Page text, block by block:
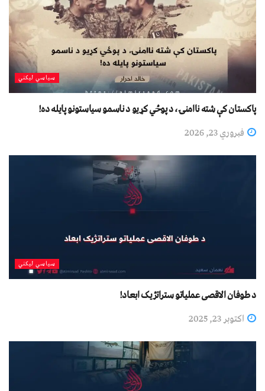
سیاسي لیکني
پاکستان کې شته ناامنۍ، د پوځي کړیو د ناسمو سیاستونو پایله ده!
فبروري 23, 2026
سیاسي لیکني
د طوفان الاقصی عملیاتو ستراتژیک ابعاد!
اکتوبر 23, 2025